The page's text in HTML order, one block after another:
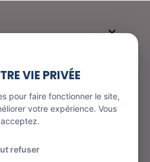

VIE PRIVÉE
pour faire fonctionner le site,
votre expérience. Vous
refuser